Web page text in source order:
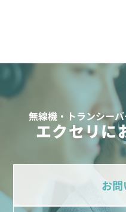
無線機・トランシー
エクセリに
お